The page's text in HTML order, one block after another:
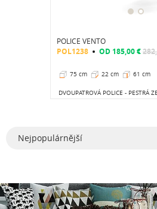
POLICE VENTO
POL1238 OD185,00 €
75 cm 22 cm 61 cm
DVOUPATROVÁ POLICE - PESTRÁ
Nejpopulárnější